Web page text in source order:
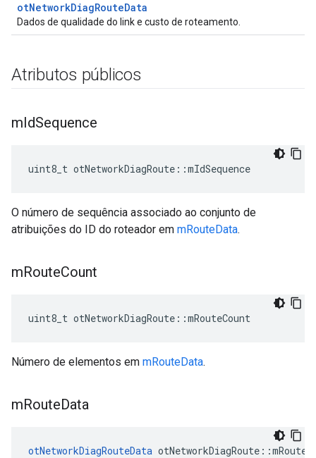
otNetworkDiagRouteData
Dados de qualidade do link e custo de roteamento.
Atributos públicos
mIdSequence
uint8_t otNetworkDiagRoute ::mIdSequence
O número de sequência associado ao conjunto de
atribuições do ID do roteador em mRouteData.
mRouteCount
uint8_t otNetworkDiagRoute ::mRouteCount
Número de elementos em mRouteData.
mRouteData
otNetworkDiagRouteData otNetworkDiagRoute ::